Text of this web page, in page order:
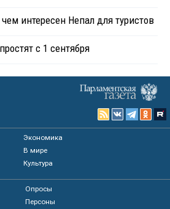
интересен Непал для туристов
с 1 сентября
Экономика
В мире
Культура
Опросы
Персоны